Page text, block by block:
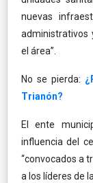
nuevas
administrativos
el área”.
No se pierda:
Trianón?
El ente
influencia del
“convocados a
a los líderes de